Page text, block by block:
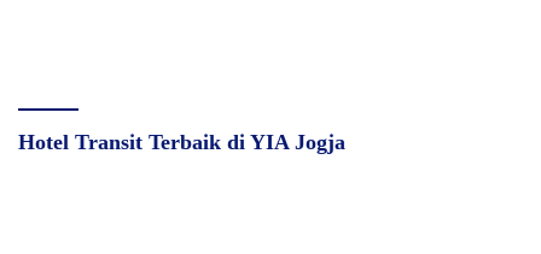
Hotel Transit Terbaik di YIA Jogja